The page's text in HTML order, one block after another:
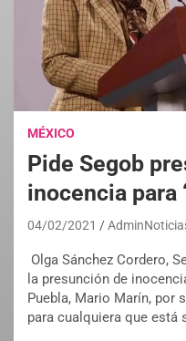
MÉXICO
Pide Segob
inocencia para
04/02/2021
Olga Sánchez Cordero,
la presunción de
Puebla, Mario Marín, por
para cualquiera que está